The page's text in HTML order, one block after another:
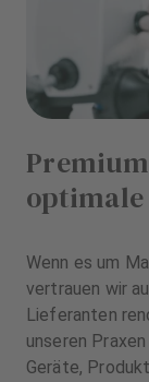
Wenn es um
vertrauen wir
Lieferanten
unseren
Geräte,